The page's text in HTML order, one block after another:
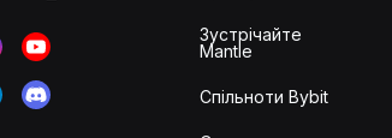
Зустрічайте
Mantle
Спільноти Bybit